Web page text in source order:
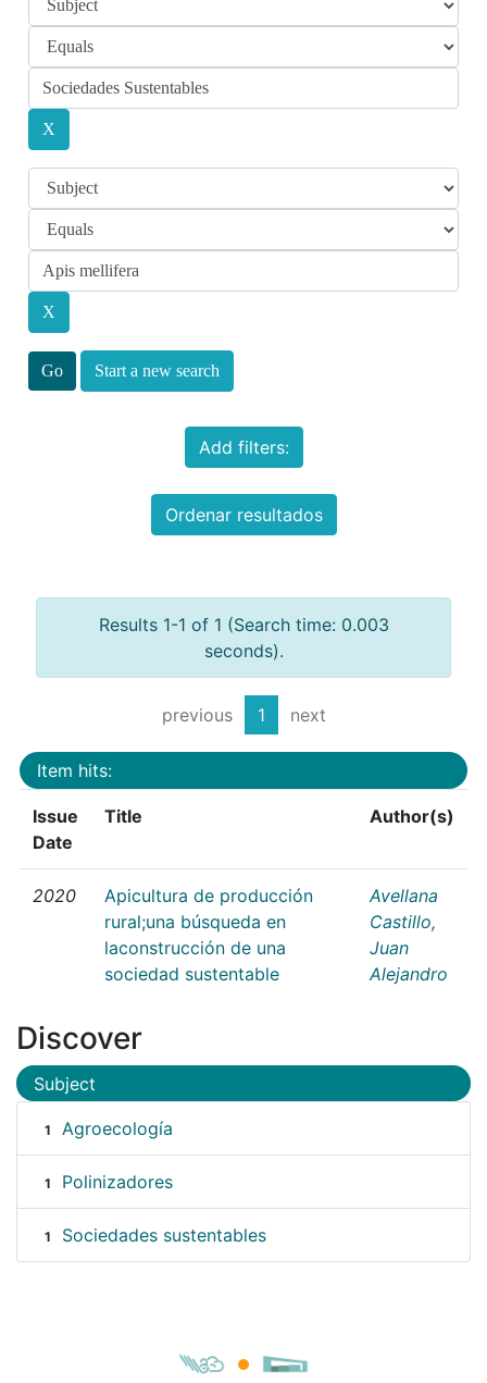
Start a new search
Add filters:
Ordenar resultados
Results 1-1 of 1 (Search time: 0.003
seconds).
previous 1 next
Item hits:
Issue
Date
Title Author(s)
2020
Apicultura de producción
rural;una búsqueda en
laconstrucción de una
sociedad sustentable
Avellana
Castillo,
Juan
Alejandro
Discover
Subject
1 Agroecología
1 Polinizadores
1 Sociedades sustentables